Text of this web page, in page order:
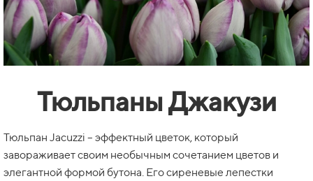
Тюльпаны Джакузи
Тюльпан Jacuzzi – эффектный цветок, который
завораживает своим необычным сочетанием цветов и
элегантной формой бутона. Его сиреневые лепестки